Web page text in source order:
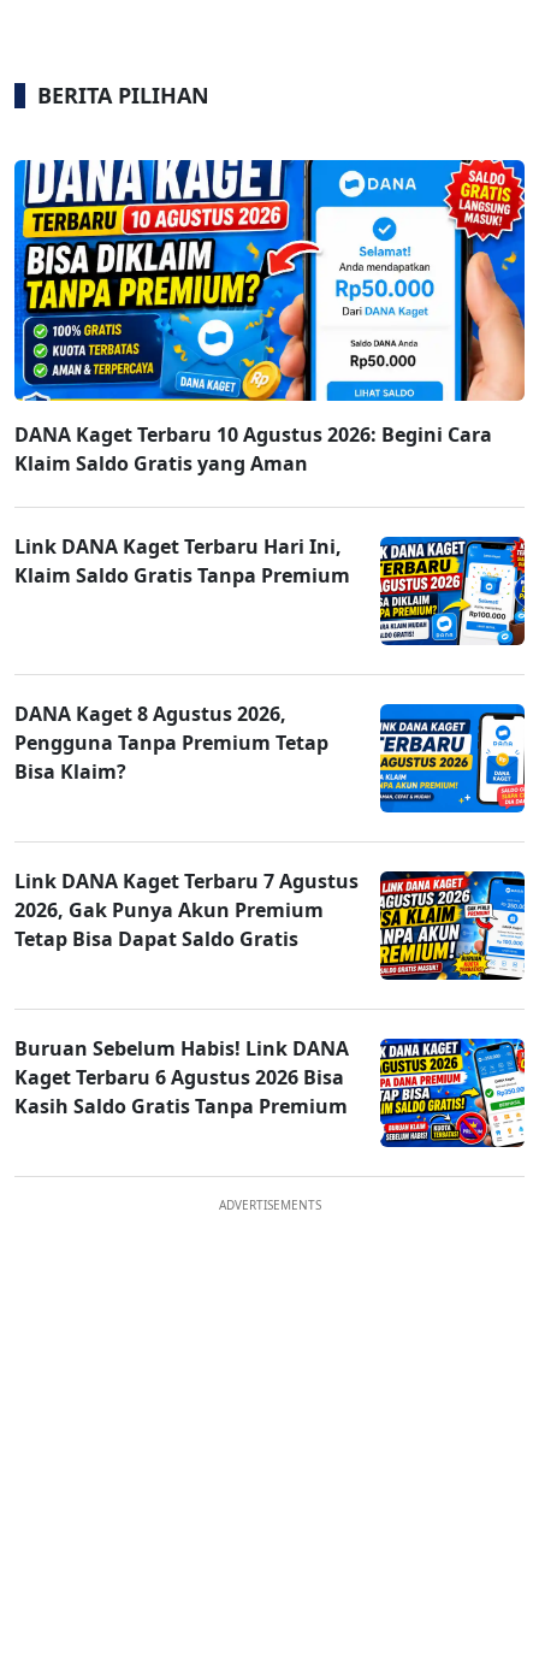
BERITA PILIHAN
DANA Kaget Terbaru 10 Agustus 2026: Begini Cara
Klaim Saldo Gratis yang Aman
Link DANA Kaget Terbaru Hari Ini,
Klaim Saldo Gratis Tanpa Premium
DANA Kaget 8 Agustus 2026,
Pengguna Tanpa Premium Tetap
Bisa Klaim?
Link DANA Kaget Terbaru 7 Agustus
2026, Gak Punya Akun Premium
Tetap Bisa Dapat Saldo Gratis
Buruan Sebelum Habis! Link DANA
Kaget Terbaru 6 Agustus 2026 Bisa
Kasih Saldo Gratis Tanpa Premium
ADVERTISEMENTS